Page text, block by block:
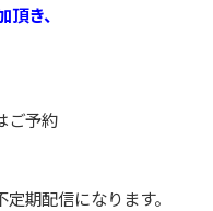
き、
ご予約
期配信になります。